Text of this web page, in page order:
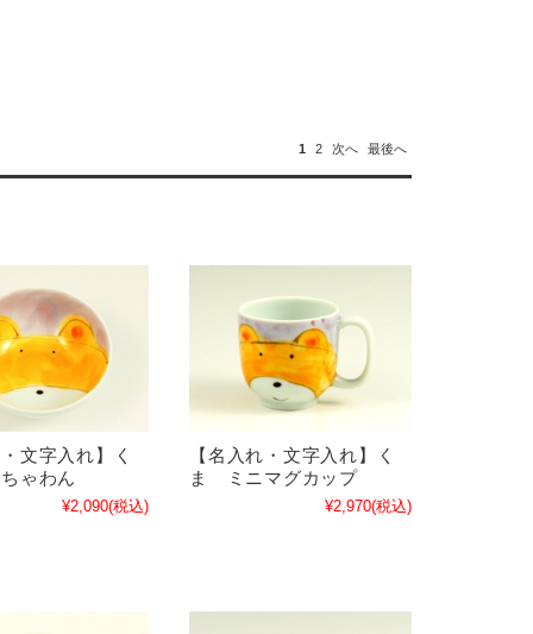
1 2 次へ 最後へ
文字入れ】く
ゃわん
¥2,090(税込)
【名入れ・文字入れ】く
ま ミニマグカップ
¥2,970(税込)